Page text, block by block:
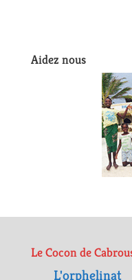
Aidez nous
Le Cocon de
L'orphelinat